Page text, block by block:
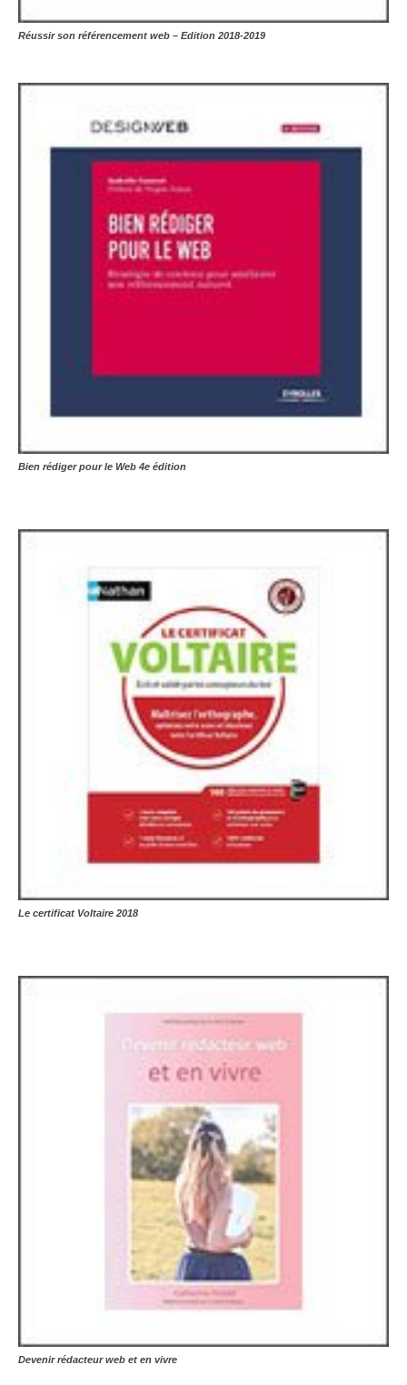
Réussir son référencement web – Edition 2018-2019
Bien rédiger pour le Web 4e édition
Le certificat Voltaire 2018
Devenir rédacteur web et en vivre